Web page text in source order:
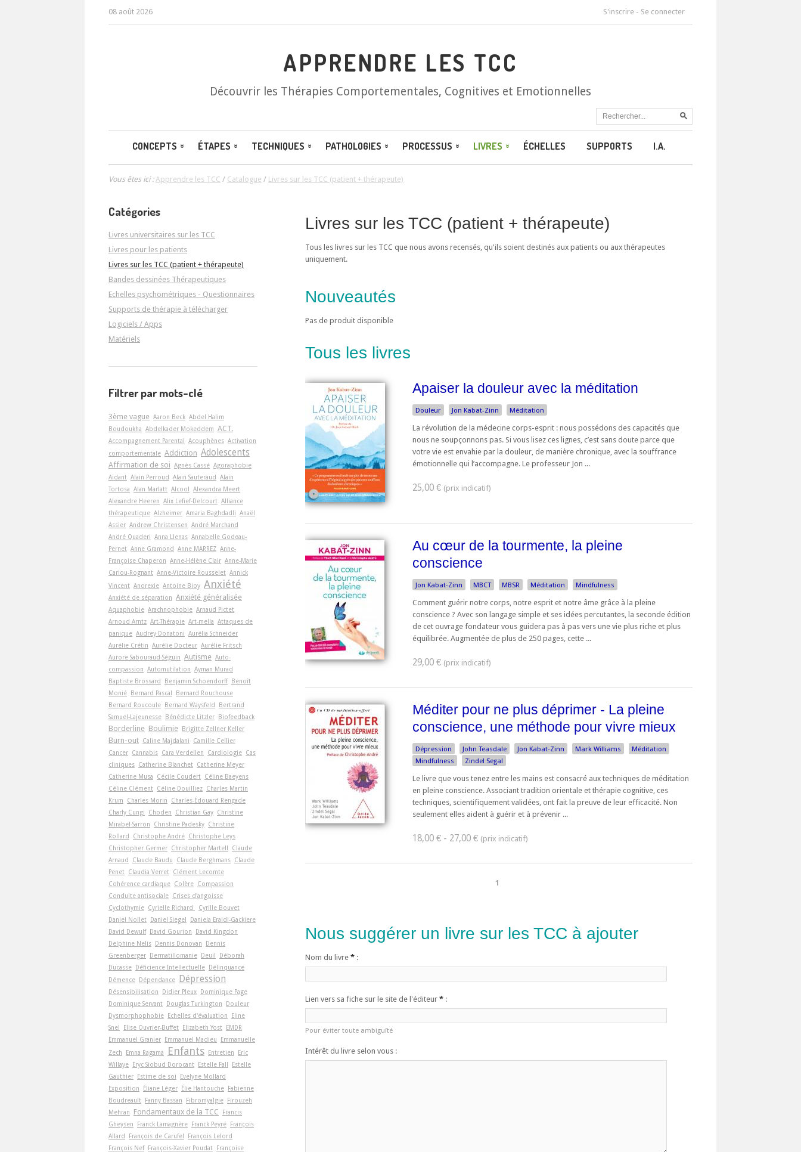
08 août 2026 S'inscrire - Se connecter
APPRENDRE LES TCC
Découvrir les Thérapies Comportementales, Cognitives et Emotionnelles
CONCEPTS ÉTAPES TECHNIQUES PATHOLOGIES PROCESSUS LIVRES ÉCHELLES SUPPORTS I.A.
Vous êtes ici :Apprendre les TCC / Catalogue / Livres sur les TCC (patient + thérapeute)
Livres sur les TCC (patient + thérapeute)
Tous les livres sur les TCC que nous avons recensés, qu'ils soient destinés aux patients ou aux thérapeutes
uniquement.
Nouveautés
Pas de produit disponible
Tous les livres
Apaiser la douleur avec la méditation
Douleur Jon Kabat-Zinn Méditation
La révolution de la médecine corps-esprit : nous possédons des capacités que
nous ne soupçonnons pas. Si vous lisez ces lignes, c’est sans doute parce que
votre vie est envahie par la douleur, de manière chronique, avec la souffrance
émotionnelle qui l’accompagne. Le professeur Jon ...
25,00 €
Au cœur de la tourmente, la pleine
conscience
Jon Kabat-Zinn MBCT MBSR Méditation Mindfulness
Comment guérir notre corps, notre esprit et notre âme grâce à la pleine
conscience ? Avec son langage simple et ses idées percutantes, la seconde édition
de cet ouvrage fondateur vous guidera pas à pas vers une vie plus riche et plus
équilibrée. Augmentée de plus de 250 pages, cette ...
29,00 €
Méditer pour ne plus déprimer - La pleine
conscience, une méthode pour vivre mieux
Dépression John Teasdale Jon Kabat-Zinn Mark Williams
Méditation
Mindfulness
Zindel Segal
Le livre que vous tenez entre les mains est consacré aux techniques de méditation
en pleine conscience. Associant tradition orientale et thérapie cognitive, ces
techniques, scientifiquement validées, ont fait la preuve de leur efficacité. Non
seulement elles aident à guérir et à prévenir ...
18,00 € - 27,00 €
1
Nous suggérer un livre sur les TCC à ajouter
Nom du livre * :
Lien vers sa fiche sur le site de l'éditeur * :
Pour éviter toute ambiguïté
Intérêt du livre selon vous :
Catégories
Livres universitaires sur les TCC
Livres pour les patients
Livres sur les TCC (patient + thérapeute)
Bandes dessinées Thérapeutiques
Echelles psychométriques - Questionnaires
Supports de thérapie à télécharger
Logiciels / Apps
Matériels
Filtrer par mots-clé
3ème vague Aaron Beck Abdel Halim
Boudoukha Abdelkader Mokeddem ACT.
Accompagnement Parental Acouphènes Activation
comportementale Addiction Adolescents
Affirmation de soi Agnès Cassé Agoraphobie
Aidant Alain Perroud Alain Sauteraud Alain
Tortosa Alan Marlatt Alcool Alexandra Meert
Alexandre Heeren Alix Lefief-Delcourt Alliance
thérapeutique Alzheimer Amaria Baghdadli Anaël
Assier Andrew Christensen André Marchand
André Quaderi Anna Llenas Annabelle Godeau-
Pernet Anne Gramond Anne MARREZ Anne-
Françoise Chaperon Anne-Hélène Clair Anne-Marie
Cariou-Rognant Anne-Victoire Rousselet Annick
Vincent Anorexie Antoine Bioy Anxiété
Anxiété de séparation Anxiété généralisée
Aquaphobie Arachnophobie Arnaud Pictet
Arnoud Arntz Art-Thérapie Art-­mella Attaques de
panique Audrey Donatoni Aurélia Schneider
Aurélie Crétin Aurélie Docteur Aurélie Fritsch
Aurore Sabouraud-Séguin Autisme Auto-
compassion Automutilation Ayman Murad
Baptiste Brossard
Benjamin Schoendorff Benoît
Monié Bernard Pascal
Bernard Rouchouse
Bernard Roucoule Bernard Waysfeld
Bertrand
Samuel-Lajeunesse Bénédicte Litzler Biofeedback
Borderline Boulimie Brigitte Zellner Keller
Burn-out Caline Majdalani
Camille Cellier
Cancer Cannabis Cara Verdellen Cardiologie Cas
cliniques Catherine Blanchet Catherine Meyer
Catherine Musa
Cécile Coudert Céline Baeyens
Céline Clément Céline Douilliez Charles Martin
Krum
Charles Morin
Charles-Édouard Rengade
Charly Cungi
Choden Christian Gay Christine
Mirabel-Sarron
Christine Padesky Christine
Rollard
Christophe André Christophe Leys
Christopher Germer Christopher Martell
Claude
Arnaud
Claude Baudu Claude Berghmans Claude
Penet Claudia Verret Clément Lecomte
Cohérence cardiaque Colère Compassion
Conduite antisociale Crises d'angoisse
Cyclothymie Cyrielle Richard
Cyrille Bouvet
Daniel Nollet Daniel Siegel
Daniela Eraldi-Gackiere
David Dewulf David Gourion
David Kingdon
Delphine Nelis Dennis Donovan
Dennis
Greenberger Dermatillomanie Deuil
Déborah
Ducasse Déficience Intellectuelle Délinquance
Démence Dépendance Dépression
Désensibilisation Didier Pleux Dominique Page
Dominique Servant Douglas Turkington
Douleur
Dysmorphophobie Echelles d'évaluation
Eline
Snel
Elise Ouvrier-Buffet Elizabeth Yost EMDR
Emmanuel Granier Emmanuel Madieu
Emmanuelle
Zech
Emna Ragama Enfants Entretien
Eric
Willaye Eryc Siobud Dorocant Estelle Fall
Estelle
Gauthier Estime de soi
Evelyne Mollard
Exposition
Éliane Léger Élie Hantouche Fabienne
Boudreault Fanny Bassan Fibromyalgie Firouzeh
Mehran
Fondamentaux de la TCC
Francis
Gheysen
Franck Lamagnère Franck Peyré François
Allard
François de Carufel
François Lelord
François Nef François-Xavier Poudat Françoise